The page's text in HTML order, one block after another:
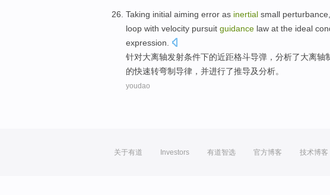
Taking initial aiming error as inertial small perturbance
loop with velocity pursuit guidance law at the ideal
expression
针对大离轴发射条件下的近距格斗导弹 ， 分析了大离轴
的快速转弯制导律 ， 并进行了推导及分析。
youdao
关于有道 Investors 有道智选 官方博客 技术博客